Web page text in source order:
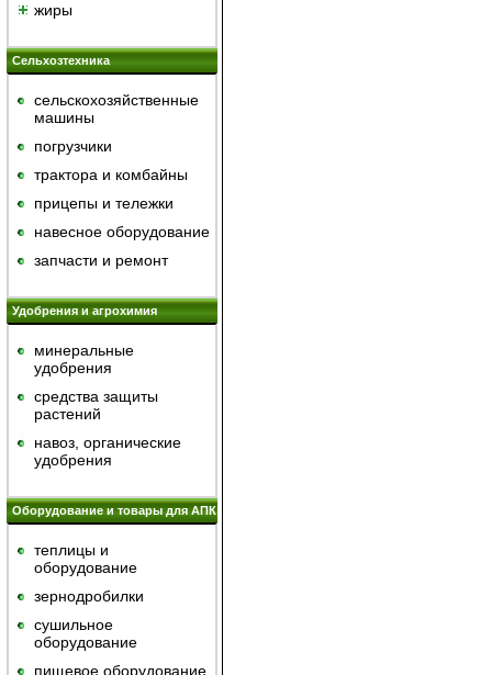
жиры
Сельхозтехника
сельскохозяйственные
машины
погрузчики
трактора и комбайны
прицепы и тележки
навесное оборудование
запчасти и ремонт
Удобрения и агрохимия
минеральные
удобрения
средства защиты
растений
навоз, органические
удобрения
Оборудование и товары для АПК
теплицы и
оборудование
зернодробилки
сушильное
оборудование
пищевое оборудование